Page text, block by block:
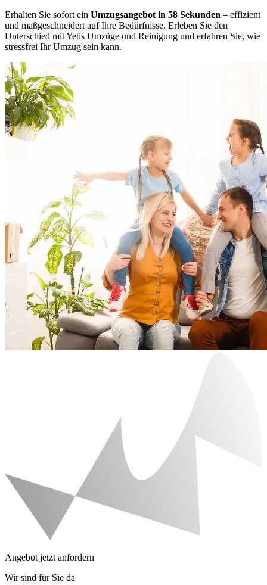
Erhalten Sie sofort ein Umzugsangebot in 58 Sekunden – effizient
und maßgeschneidert auf Ihre Bedürfnisse. Erleben Sie den
Unterschied mit Yetis Umzüge und Reinigung und erfahren Sie, wie
stressfrei Ihr Umzug sein kann.
Angebot jetzt anfordern
Wir sind für Sie da